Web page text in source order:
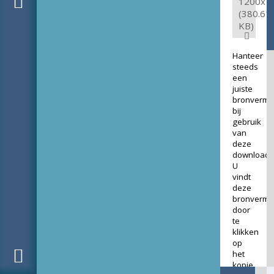
(380.61
KB)
Hanteer
steeds
een
juiste
bij
gebruik
van
deze
download.
U
vindt
deze
door
te
klikken
op
het
kopje